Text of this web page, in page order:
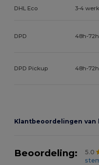
DHL Eco 3-4
DPD 48h-
DPD Pickup 48h-
Klantbeoordelingen
Beoordeling: 5.0